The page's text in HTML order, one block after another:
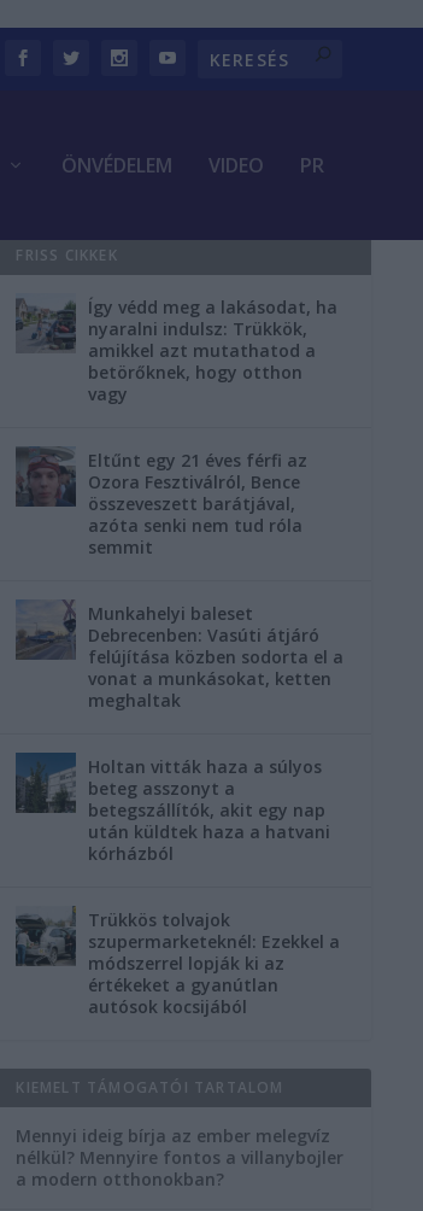
ÖNVÉDELEM VIDEO PR
FRISS CIKKEK
Így védd meg a lakásodat, ha
nyaralni indulsz: Trükkök,
amikkel azt mutathatod a
betörőknek, hogy otthon
vagy
Eltűnt egy 21 éves férfi az
Ozora Fesztiválról, Bence
összeveszett barátjával,
azóta senki nem tud róla
semmit
Munkahelyi baleset
Debrecenben: Vasúti átjáró
felújítása közben sodorta el a
vonat a munkásokat, ketten
meghaltak
Holtan vitták haza a súlyos
beteg asszonyt a
betegszállítók, akit egy nap
után küldtek haza a hatvani
kórházból
Trükkös tolvajok
szupermarketeknél: Ezekkel a
módszerrel lopják ki az
értékeket a gyanútlan
autósok kocsijából
KIEMELT TÁMOGATÓI TARTALOM
Mennyi ideig bírja az ember melegvíz
nélkül? Mennyire fontos a villanybojler
a modern otthonokban?